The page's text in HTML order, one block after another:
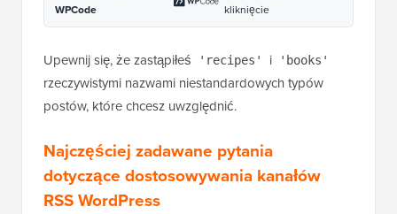
WPCode
kliknięcie
Upewnij się, że zastąpiłeś 'recipes' i 'books'
rzeczywistymi nazwami niestandardowych typów
postów, które chcesz uwzględnić.
Najczęściej zadawane pytania
dotyczące dostosowywania kanałów
RSS WordPress